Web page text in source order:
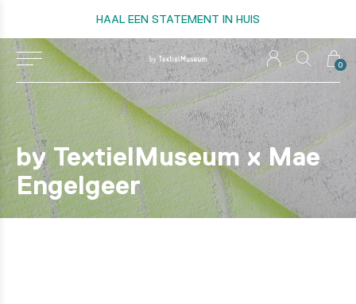
0
HAAL EEN STATEMENT IN HUIS
by TextielMuseum x Mae
Engelgeer